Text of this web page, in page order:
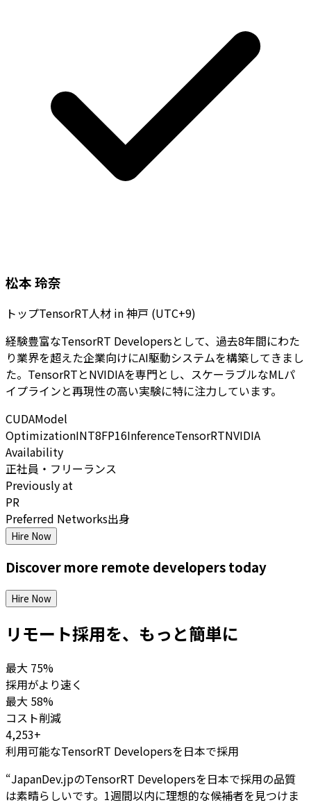
松本 玲奈
トップTensorRT人材 in神戸 (UTC+9)
経験豊富なTensorRT Developersとして、過去8年間にわた
り業界を超えた企業向けにAI駆動システムを構築してきまし
た。TensorRTとNVIDIAを専門とし、スケーラブルなMLパ
イプラインと再現性の高い実験に特に注力しています。
CUDAModel
OptimizationINT8FP16InferenceTensorRTNVIDIA
Availability
正社員・フリーランス
Previously at
PR
Preferred Networks出身
Hire Now
Discover more remote developerstoday
Hire Now
リモート採用を、もっと簡単に
最大 75%
採用がより速く
最大 58%
コスト削減
4,253+
利用可能なTensorRT Developersを日本で採用
“JapanDev.jpのTensorRT Developersを日本で採用の品質
は素晴らしいです。1週間以内に理想的な候補者を見つけま